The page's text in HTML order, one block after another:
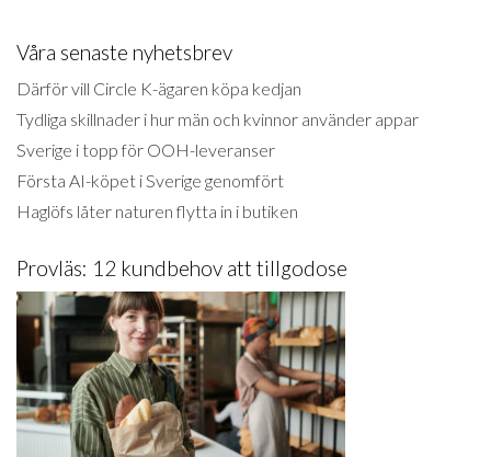
Våra senaste nyhetsbrev
Därför vill Circle K-ägaren köpa kedjan
Tydliga skillnader i hur män och kvinnor använder appar
Sverige i topp för OOH-leveranser
Första AI-köpet i Sverige genomfört
Haglöfs låter naturen flytta in i butiken
Provläs: 12 kundbehov att tillgodose